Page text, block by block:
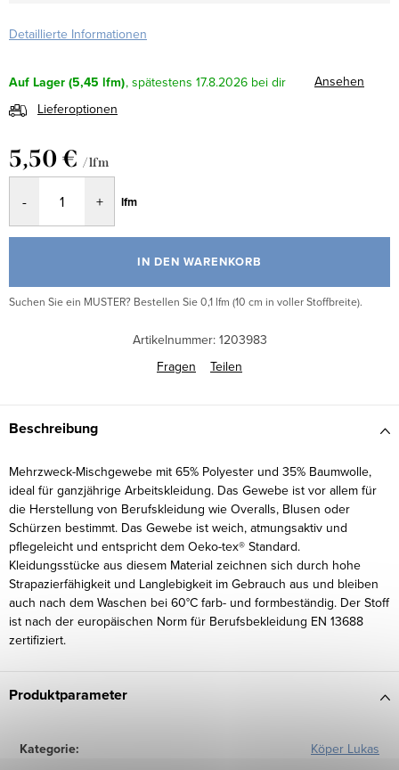
Detaillierte Informationen
Auf Lager(5,45 lfm) 17.8.2026
Ansehen
Lieferoptionen
5,50 € / lfm
lfm
IN DEN WARENKORB
Suchen Sie ein MUSTER? Bestellen Sie 0,1 lfm (10 cm in voller Stoffbreite).
Artikelnummer: 1203983
Fragen
Teilen
Beschreibung
Mehrzweck-Mischgewebe mit 65% Polyester und 35% Baumwolle,
ideal für ganzjährige Arbeitskleidung. Das Gewebe ist vor allem für
die Herstellung von Berufskleidung wie Overalls, Blusen oder
Schürzen bestimmt. Das Gewebe ist weich, atmungsaktiv und
pflegeleicht und entspricht dem Oeko-tex® Standard.
Kleidungsstücke aus diesem Material zeichnen sich durch hohe
Strapazierfähigkeit und Langlebigkeit im Gebrauch aus und bleiben
auch nach dem Waschen bei 60°C farb- und formbeständig. Der Stoff
ist nach der europäischen Norm für Berufsbekleidung EN 13688
zertifiziert.
Produktparameter
Kategorie: Köper Lukas